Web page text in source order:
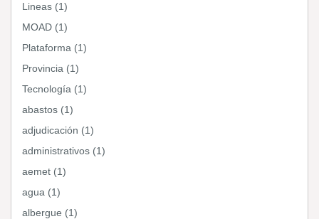
Lineas (1)
MOAD (1)
Plataforma (1)
Provincia (1)
Tecnología (1)
abastos (1)
adjudicación (1)
administrativos (1)
aemet (1)
agua (1)
albergue (1)